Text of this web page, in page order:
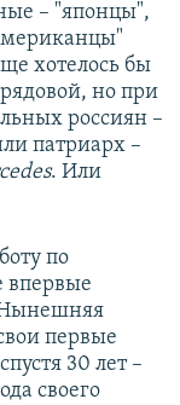
– "японцы",
хотелось бы
но при
россиян –
патриарх –
. Или
по
впервые
Нынешняя
первые
30 лет –
своего